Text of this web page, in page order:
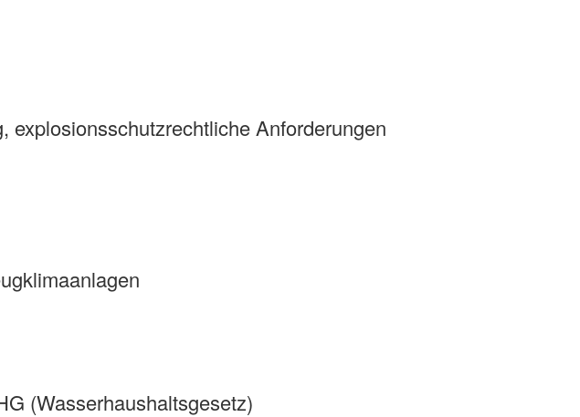
explosionsschutzrechtliche Anforderungen
(Wasserhaushaltsgesetz)